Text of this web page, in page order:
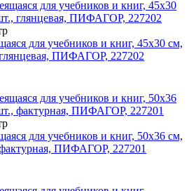
для учебников и книг, 45х30 см,
ПИФАГОР, 227202
для учебников и книг, 50х36 см,
ПИФАГОР, 227201